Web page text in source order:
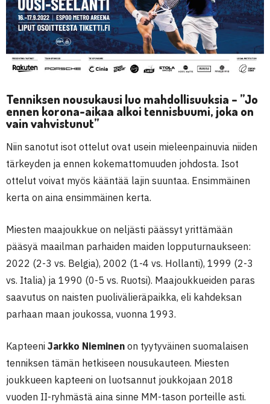
Tenniksen nousukausi luo mahdollisuuksia – ”Jo
ennen korona-aikaa alkoi tennisbuumi, joka on
vain vahvistunut”
Niin sanotut isot ottelut ovat usein mieleenpainuvia niiden
tärkeyden ja ennen kokemattomuuden johdosta. Isot
ottelut voivat myös kääntää lajin suuntaa. Ensimmäinen
kerta on aina ensimmäinen kerta.
Miesten maajoukkue on neljästi päässyt yrittämään
pääsyä maailman parhaiden maiden lopputurnaukseen:
2022 (2-3 vs. Belgia), 2002 (1-4 vs. Hollanti), 1999 (2-3
vs. Italia) ja 1990 (0-5 vs. Ruotsi). Maajoukkueiden paras
saavutus on naisten puolivälieräpaikka, eli kahdeksan
parhaan maan joukossa, vuonna 1993.
Kapteeni Jarkko Nieminen on tyytyväinen suomalaisen
tenniksen tämän hetkiseen nousukauteen. Miesten
joukkueen kapteeni on luotsannut joukkojaan 2018
vuoden II-ryhmästä aina sinne MM-tason porteille asti.